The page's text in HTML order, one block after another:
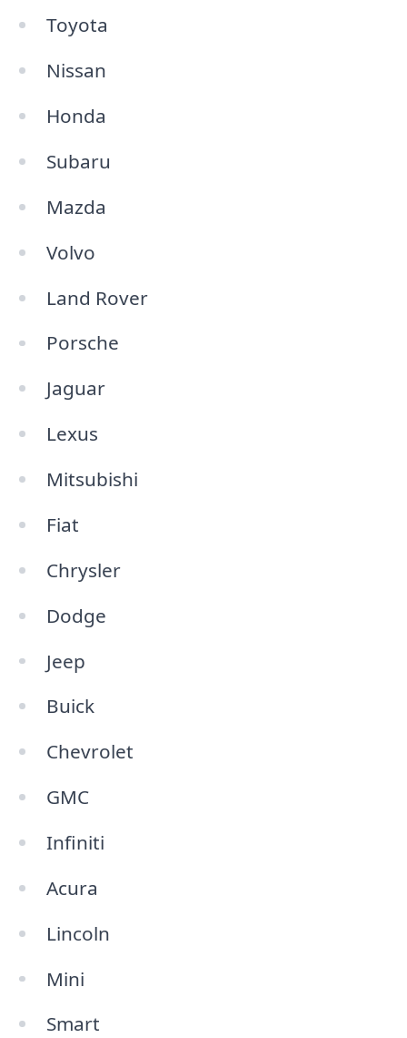
Toyota
Nissan
Honda
Subaru
Mazda
Volvo
Land Rover
Porsche
Jaguar
Lexus
Mitsubishi
Fiat
Chrysler
Dodge
Jeep
Buick
Chevrolet
GMC
Infiniti
Acura
Lincoln
Mini
Smart